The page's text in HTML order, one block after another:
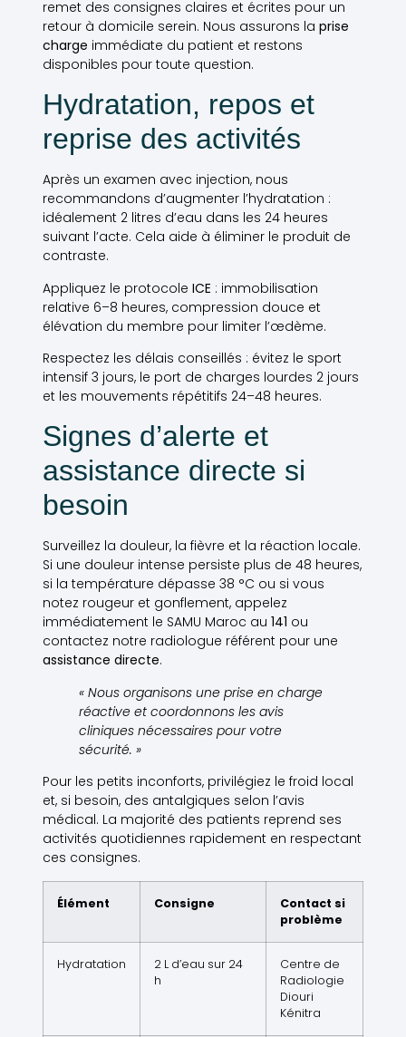
remet des consignes claires et écrites pour un
retour à domicile serein. Nous assurons la prise
charge immédiate du patient et restons
disponibles pour toute question.
Hydratation, repos et
reprise des activités
Après un examen avec injection, nous
recommandons d’augmenter l’hydratation :
idéalement 2 litres d’eau dans les 24 heures
suivant l’acte. Cela aide à éliminer le produit de
contraste.
Appliquez le protocole ICE : immobilisation
relative 6–8 heures, compression douce et
élévation du membre pour limiter l’œdème.
Respectez les délais conseillés : évitez le sport
intensif 3 jours, le port de charges lourdes 2 jours
et les mouvements répétitifs 24–48 heures.
Signes d’alerte et
assistance directe si
besoin
Surveillez la douleur, la fièvre et la réaction locale.
Si une douleur intense persiste plus de 48 heures,
si la température dépasse 38 °C ou si vous
notez rougeur et gonflement, appelez
immédiatement le SAMU Maroc au 141 ou
contactez notre radiologue référent pour une
assistance directe.
« Nous organisons une prise en charge
réactive et coordonnons les avis
cliniques nécessaires pour votre
sécurité. »
Pour les petits inconforts, privilégiez le froid local
et, si besoin, des antalgiques selon l’avis
médical. La majorité des patients reprend ses
activités quotidiennes rapidement en respectant
ces consignes.
Élément Consigne
Contact si
problème
Hydratation
2 L d’eau sur 24
h
Centre de
Radiologie
Diouri
Kénitra